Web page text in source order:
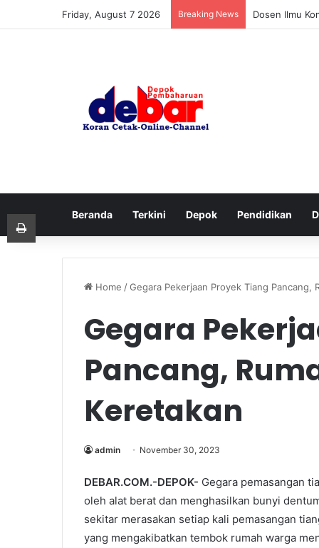
Friday, August 7 2026 Breaking News Dosen Ilmu
Beranda Terkini Depok Pendidikan
Home /Gegara Pekerjaan Proyek Tiang Pancang,
Gegara
Pancang,
Keretakan
admin November 30, 2023
DEBAR.COM.-DEPOK- Gegara pemasangan
oleh alat berat dan menghasilkan bunyi
sekitar merasakan setiap kali pemasangan
yang mengakibatkan tembok rumah warga